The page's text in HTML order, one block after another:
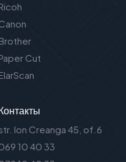
Cut
Ion Creanga 45, of.6
10 40 33